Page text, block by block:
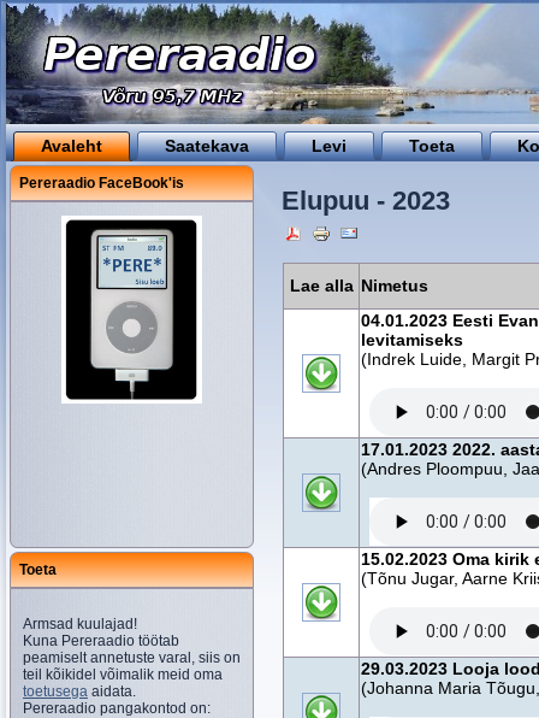
Avaleht Saatekava Levi Toeta
Pereraadio FaceBook'is
Toeta
Armsad kuulajad!
Kuna Pereraadio töötab
peamiselt annetuste varal, siis on
teil kõikidel võimalik meid oma
toetusega aidata.
Pereraadio pangakontod on:
Elupuu - 2023
Lae alla Nimetus
04.01.2023 Eesti
levitamiseks
(Indrek Luide, Margit
17.01.2023 2022.
(Andres Ploompuu,
15.02.2023 Oma
(Tõnu Jugar, Aarne
29.03.2023 Looja
(Johanna Maria